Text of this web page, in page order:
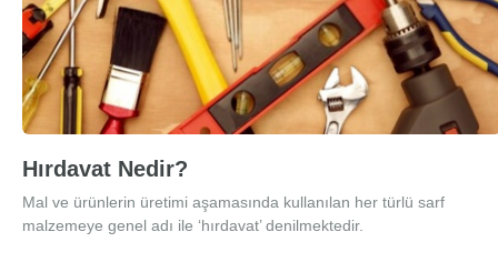
Hırdavat Nedir?
Mal ve ürünlerin üretimi aşamasında kullanılan her türlü sarf
malzemeye genel adı ile ‘hırdavat’ denilmektedir.